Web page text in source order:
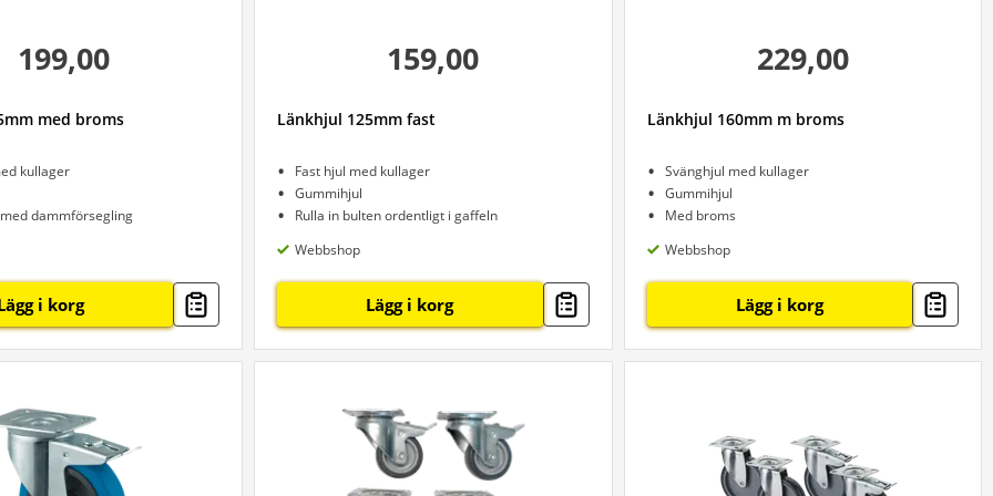
199,00
med broms
kullager
dammförsegling
i korg
159,00
Länkhjul 125mm fast
Fast hjul med kullager
Gummihjul
Rulla in bulten ordentligt i gaffeln
Webbshop
Lägg i korg
229,00
Länkhjul 160mm m broms
Svänghjul med kullager
Gummihjul
Med broms
Webbshop
Lägg i korg